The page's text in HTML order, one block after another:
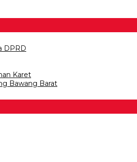
DPRD
Karet
Bawang Barat